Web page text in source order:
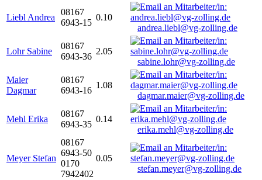
Liebl Andrea
08167
6943-15
0.10
andrea.liebl@vg-zolling.de
Lohr Sabine
08167
6943-36
2.05
sabine.lohr@vg-zolling.de
Maier
Dagmar
08167
6943-16
1.08
dagmar.maier@vg-zolling.de
Mehl Erika
08167
6943-35
0.14
erika.mehl@vg-zolling.de
Meyer Stefan
08167
6943-50
0170
7942402
0.05
stefan.meyer@vg-zolling.de